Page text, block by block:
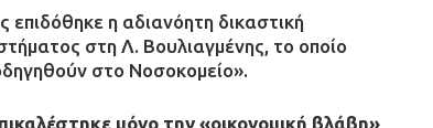
η αδιανόητη δικαστική
στη Λ. Βουλιαγμένης, το οποίο
στο Νοσοκομείο».
μόνο την «οικονομική βλάβη»